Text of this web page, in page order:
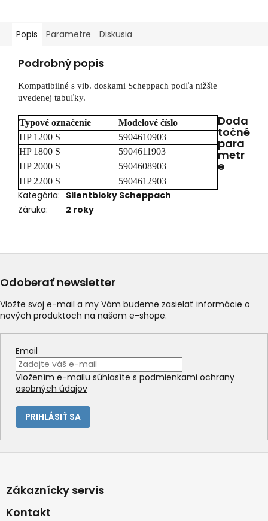
Popis Parametre Diskusia
Podrobný popis
Kompatibilné s vib. doskami Scheppach podľa nižšie
uvedenej tabuľky.
Typové označenie
Modelové číslo
HP 1200 S
5904610903
HP 1800 S
5904611903
HP 2000 S
5904608903
HP 2200 S
5904612903
Doda
točné
para
metr
e
Kategória: Silentbloky Scheppach
Záruka: 2 roky
Odoberať newsletter
Vložte svoj e-mail a my Vám budeme zasielať informácie o
nových produktoch na našom e-shope.
Email
Vložením e-mailu súhlasíte s podmienkami ochrany
osobných údajov
PRIHLÁSIŤ SA
p
äZákaznícky servis
Kontakt